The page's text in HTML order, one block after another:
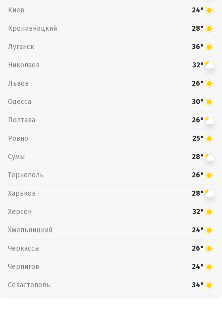
Киев 24°
Кропивницкий 28°
Луганск 36°
Николаев 32°
Львов 26°
Одесса 30°
Полтава 26°
Ровно 25°
Сумы 28°
Тернополь 26°
Харьков 28°
Херсон 32°
Хмельницкий 24°
Черкассы 26°
Чернигов 24°
Севастополь 34°